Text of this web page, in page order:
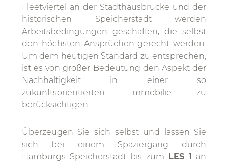
Fleetviertel an der Stadthausbrücke und der
historischen Speicherstadt werden
Arbeitsbedingungen geschaffen, die selbst
den höchsten Ansprüchen gerecht werden.
Um dem heutigen Standard zu entsprechen,
ist es von großer Bedeutung den Aspekt der
Nachhaltigkeit in einer so
zukunftsorientierten Immobilie zu
berücksichtigen.
Überzeugen Sie sich selbst und lassen Sie
sich bei einem Spaziergang durch
Hamburgs Speicherstadt bis zum LES 1 an